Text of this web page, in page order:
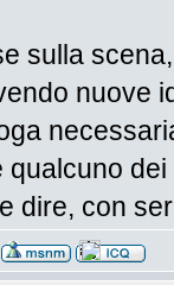
sulla
nuove
qualcuno
dire, con